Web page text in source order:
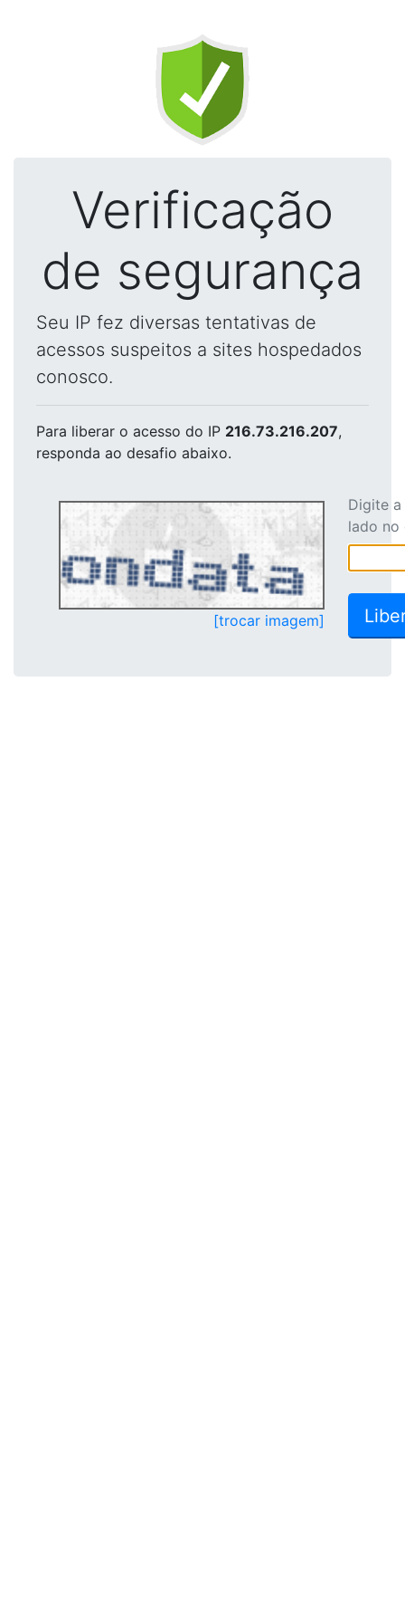
Verificação
de segurança
Seu IP fez diversas tentativas de
acessos suspeitos a sites hospedados
conosco.
Para liberar o acesso do IP 216.73.216.207,
responda ao desafio abaixo.
[trocar imagem]
Digite
lado no